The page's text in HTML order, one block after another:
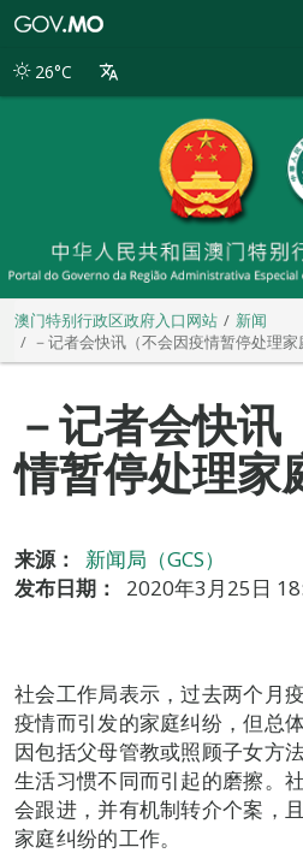
别
26°C
澳门特别行政区政府入口网站
新闻
－记者会快讯（不会因疫情暂停处理家
－记者会快
情暂停处理家
来源：
新闻局（GCS）
发布日期：
2020年3月25日
社会工作局表示，过去两个月
疫情而引发的家庭纠纷，但总
因包括父母管教或照顾子女方
生活习惯不同而引起的磨擦。
会跟进，并有机制转介个案，
家庭纠纷的工作。